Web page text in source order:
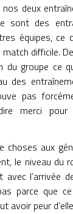
deux
sont des
équipes, ce
difficile.
du groupe ce
des
pas
merci
choses aux
le niveau du
avec l’arrivée
parce que
avoir peur